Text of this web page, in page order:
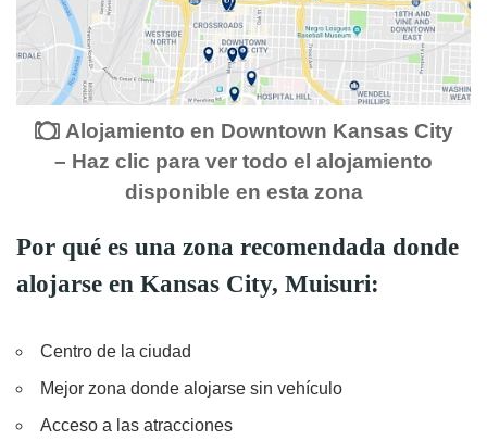
Alojamiento en Downtown Kansas City
– Haz clic para ver todo el alojamiento
disponible en esta zona
Por qué es una zona recomendada donde
alojarse en Kansas City, Muisuri:
Centro de la ciudad
Mejor zona donde alojarse sin vehículo
Acceso a las atracciones